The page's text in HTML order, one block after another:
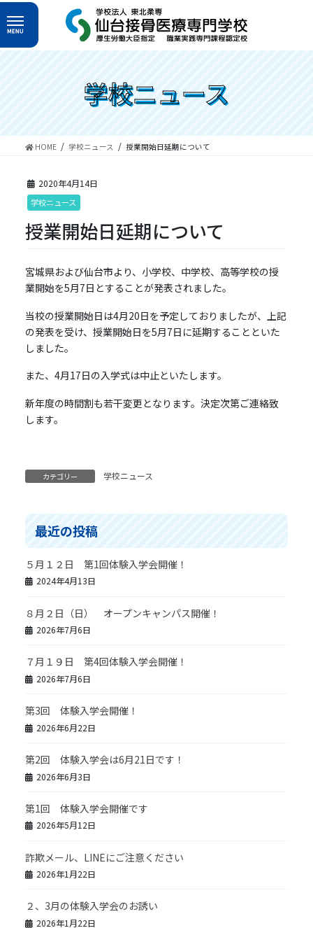
コ
ン
テ
ン
プ
ナ
ビ
ゲ
ー
動
学校ニュース
HOME 学校ニュース 授業開始日延期について
2020年4月14日
学校ニュース
授業開始日延期について
宮城県および仙台市より、小学校、中学校、高等学校の授
業開始を5月7日とすることが発表されました。
当校の授業開始日は4月20日を予定しておりましたが、上記
の発表を受け、授業開始日を5月7日に延期することといた
しました。
また、4月17日の入学式は中止といたします。
新年度の時間割も若干変更となります。決定次第ご連絡致
します。
カテゴリー 学校ニュース
最近の投稿
５月１２日 第1回体験入学会開催！
2024年4月13日
８月２日（日） オープンキャンパス開催！
2026年7月6日
７月１９日 第4回体験入学会開催！
2026年7月6日
第3回 体験入学会開催！
2026年6月22日
第2回 体験入学会は6月21日です！
2026年6月3日
第1回 体験入学会開催です
2026年5月12日
詐欺メール、LINEにご注意ください
2026年1月22日
２、3月の体験入学会のお誘い
2026年1月22日